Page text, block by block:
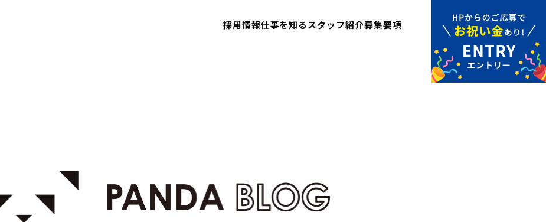
採用情報仕事を知るスタッフ紹介募集要項